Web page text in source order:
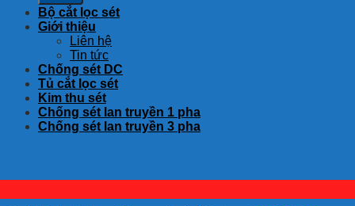
Bộ cắt lọc sét
Giới thiệu
Liên hệ
Tin tức
Chống sét DC
Tủ cắt lọc sét
Kim thu sét
Chống sét lan truyền 1 pha
Chống sét lan truyền 3 pha